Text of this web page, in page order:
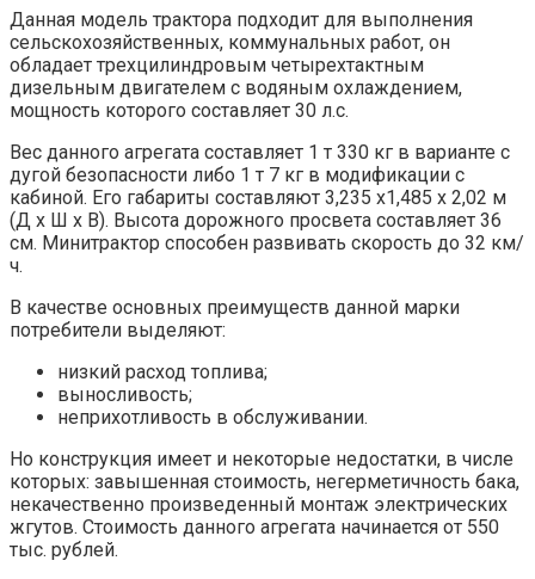
Данная модель трактора подходит для выполнения
сельскохозяйственных, коммунальных работ, он
обладает трехцилиндровым четырехтактным
дизельным двигателем с водяным охлаждением,
мощность которого составляет 30 л.с.
Вес данного агрегата составляет 1 т 330 кг в варианте с
дугой безопасности либо 1 т 7 кг в модификации с
кабиной. Его габариты составляют 3,235 х1,485 х 2,02 м
(Д х Ш х В). Высота дорожного просвета составляет 36
см. Минитрактор способен развивать скорость до 32 км/
ч.
В качестве основных преимуществ данной марки
потребители выделяют:
низкий расход топлива;
выносливость;
неприхотливость в обслуживании.
Но конструкция имеет и некоторые недостатки, в числе
которых: завышенная стоимость, негерметичность бака,
некачественно произведенный монтаж электрических
жгутов. Стоимость данного агрегата начинается от 550
тыс. рублей.